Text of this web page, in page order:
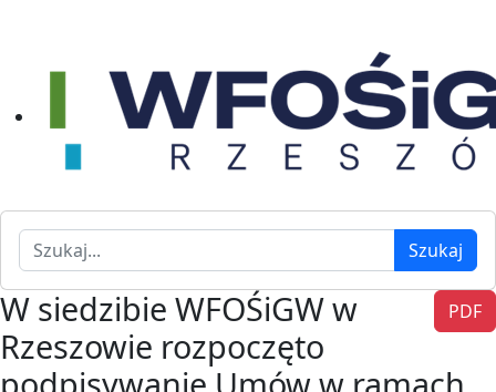
Szukaj Szukaj
PDF
W siedzibie WFOŚiGW w
Rzeszowie rozpoczęto